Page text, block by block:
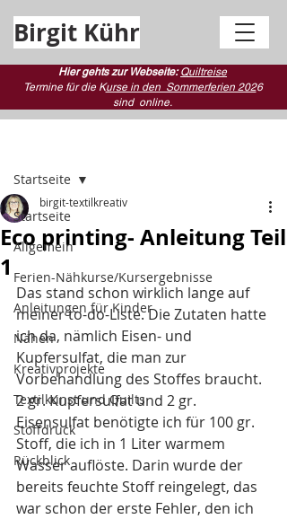
Birgit Kühr
Hier gehts zur Webseite:Quiltreise
Termine für die Kurse in den Sommerferien 2026
sind online.
Startseite
Allgemein
Ferien-Nähkurse/Kursergebnisse
Anleitungen für Kinder
Nähen
Kreativprojekte
Textilkunst und Quilts
Stoffdruck
Rückblick
Startseite
Eco printing- Anleitung Teil
1
birgit-textilkreativ
Das stand schon wirklich lange auf
meiner to-do-Liste. Die Zutaten hatte
ich da, nämlich Eisen- und
Kupfersulfat, die man zur
Vorbehandlung des Stoffes braucht.
2 gr. Kupfersulfat und 2 gr.
Eisensulfat benötigte ich für 100 gr.
Stoff, die ich in 1 Liter warmem
Wasser auflöste. Darin wurde der
bereits feuchte Stoff reingelegt, das
war schon der erste Fehler, den ich